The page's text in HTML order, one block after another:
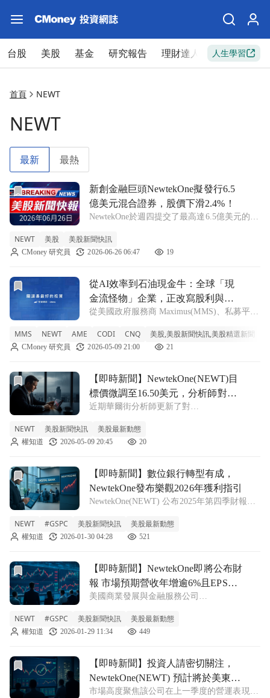
台股 美股 基金 研究報告 理財達人 新手入門
人生學習
首頁 NEWT
NEWT
最新 最熱
前往新創金融巨頭NewtekOne擬發行6.5億美元混合證券，
新創金融巨頭NewtekOne擬發行6.5
億美元混合證券，股價下滑2.4%！
NewtekOne於週四提交了最高達6.5億美元的混
用途。 NEWT +2.2% 在市場動盪中，新創金
融公司NewtekOne(NEWT)於週四宣佈其計畫
NEWT 美股 美股新聞快訊
CMoney 研究員 2026-06-26 06:47 19
前往從AI效率到石油現金牛：全球「現金流怪物」企業，正
從AI效率到石油現金牛：全球「現
金流怪物」企業，正改寫股利與槓
桿遊戲規則
從美國政府服務商 Maximus(MMS)、私募平台
Canadian Natural Resources(CNQ)，再到工業科
技商 AM
MMS NEWT AME CODI CNQ 美股,美股新聞快訊,美股精選新聞
CMoney 研究員 2026-05-09 21:00 21
前往【即時新聞】NewtekOne(NEWT)目標價微調至16.50
【即時新聞】NewtekOne(NEWT)目
標價微調至16.50美元，分析師對營
運發展轉趨謹慎！
近期華爾街分析師更新了對
理目標價值進行微幅下調，這項調整主要反映
出市場對該公司近期的營運發展抱持著較為謹
保守
NEWT 美股新聞快訊 美股最新動態
權知道 2026-05-09 20:45 20
前往【即時新聞】數位銀行轉型有成，NewtekOne發布樂觀
【即時新聞】數位銀行轉型有成，
NewtekOne發布樂觀2026年獲利指引
NewtekOne(NEWT) 公布2025年第四季財報，
貸業務同步大幅成長。公司管理層對未來展現
高度信心，預期2026年每股盈餘（EPS）中位
NEWT #GSPC 美股新聞快訊 美股最新動態
權知道 2026-01-30 04:28 521
前往【即時新聞】NewtekOne即將公布財報 市場預期營收
【即時新聞】NewtekOne即將公布財
報 市場預期營收年增逾6%且EPS達
0.66美元
美國商業發展與金融服務公司
四）美股盤後公布第 4 季財報數據。根據市場
共識預估，該公司本季每股盈餘（EPS）預計
NEWT #GSPC 美股新聞快訊 美股最新動態
權知道 2026-01-29 11:34 449
前往【即時新聞】投資人請密切關注，NewtekOne(NEWT)
【即時新聞】投資人請密切關注，
NewtekOne(NEWT) 預計將於美東時
間 1 月 29 日週四美股收盤後，正式
市場高度聚焦該公司在上一季度的營運表現，